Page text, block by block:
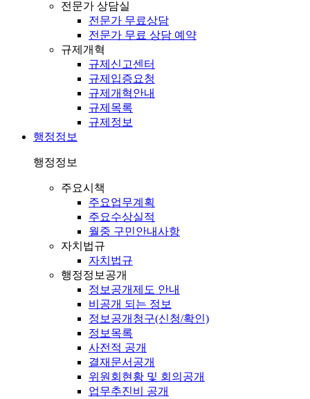
전문가 상담실
전문가 무료상담
전문가 무료 상담 예약
규제개혁
규제신고센터
규제입증요청
규제개혁안내
규제목록
규제정보
행정정보
행정정보
주요시책
주요업무계획
주요수상실적
월중 구민안내사항
자치법규
자치법규
행정정보공개
정보공개제도 안내
비공개 되는 정보
정보공개청구(신청/확인)
정보목록
사전적 공개
결재문서공개
위원회현황 및 회의공개
업무추진비 공개